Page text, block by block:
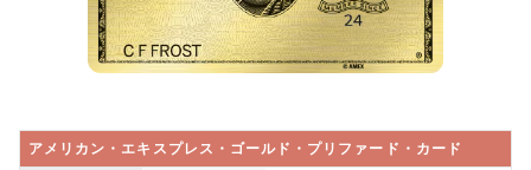
アメリカン・エキスプレス・ゴールド・プリファード・カード